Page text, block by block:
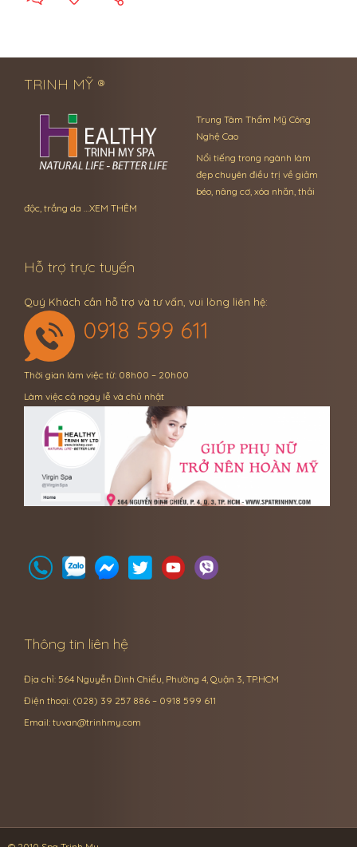
TRINH MỸ ®
Trung Tâm Thẩm Mỹ Công
Nghệ Cao
Nổi tiếng trong ngành làm
đẹp chuyên điều trị về giảm
béo, nâng cơ, xóa nhăn, thải
độc, trắng da … XEM THÊM
Hỗ trợ trực tuyến
Quý Khách cần hỗ trợ và tư vấn, vui lòng liên hệ:
0918 599 611
Thời gian làm việc từ: 08h00 – 20h00
Làm việc cả ngày lễ và chủ nhật
Thông tin liên hệ
Địa chỉ: 564 Nguyễn Đình Chiểu, Phường 4, Quận 3, TP.HCM
Điện thoại: (028) 39 257 886 – 0918 599 611
Email: tuvan@trinhmy.com